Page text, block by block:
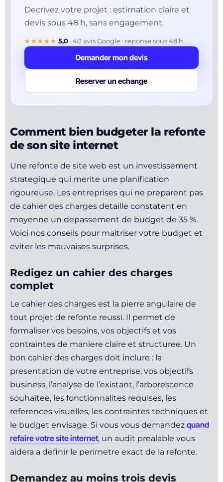
Decrivez votre projet : estimation claire et
devis sous 48 h, sans engagement.
★★★★★ 5,0 ·40 avis Google · reponse sous 48 h
Demander mon devis
Reserver un echange
Comment bien budgeter la refonte
de son site internet
Une refonte de site web est un investissement
strategique qui merite une planification
rigoureuse. Les entreprises qui ne preparent pas
de cahier des charges detaille constatent en
moyenne un depassement de budget de 35 %.
Voici nos conseils pour maitriser votre budget et
eviter les mauvaises surprises.
Redigez un cahier des charges
complet
Le cahier des charges est la pierre angulaire de
tout projet de refonte reussi. Il permet de
formaliser vos besoins, vos objectifs et vos
contraintes de maniere claire et structuree. Un
bon cahier des charges doit inclure : la
presentation de votre entreprise, vos objectifs
business, l’analyse de l’existant, l’arborescence
souhaitee, les fonctionnalites requises, les
references visuelles, les contraintes techniques et
le budget envisage. Si vous vous demandez quand
refaire votre site internet, un audit prealable vous
aidera a definir le perimetre exact de la refonte.
Demandez au moins trois devis